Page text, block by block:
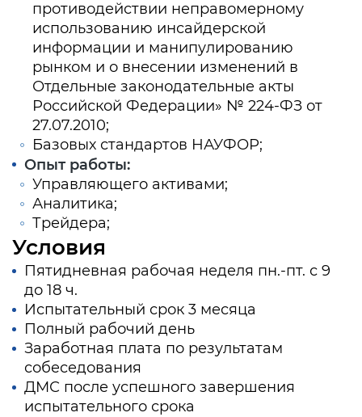
противодействии неправомерному
использованию инсайдерской
информации и манипулированию
рынком и о внесении изменений в
Отдельные законодательные акты
Российской Федерации» № 224-ФЗ от
27.07.2010;
Базовых стандартов НАУФОР;
Опыт работы:
Управляющего активами;
Аналитика;
Трейдера;
Условия
Пятидневная рабочая неделя пн.-пт. с 9
до 18 ч.
Испытательный срок 3 месяца
Полный рабочий день
Заработная плата по результатам
собеседования
ДМС после успешного завершения
испытательного срока